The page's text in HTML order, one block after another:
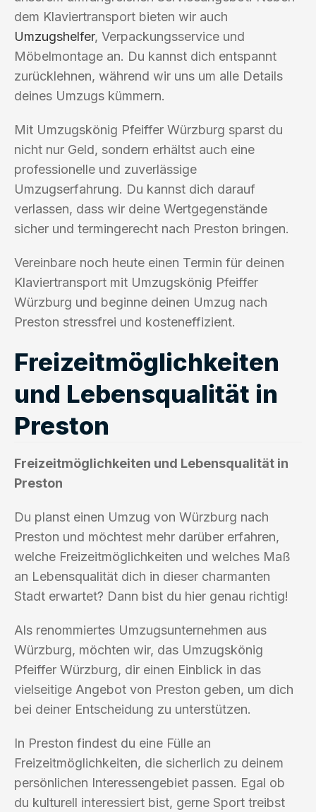
dem Klaviertransport bieten wir auch
Umzugshelfer, Verpackungsservice und
Möbelmontage an. Du kannst dich entspannt
zurücklehnen, während wir uns um alle Details
deines Umzugs kümmern.
Mit Umzugskönig Pfeiffer Würzburg sparst du
nicht nur Geld, sondern erhältst auch eine
professionelle und zuverlässige
Umzugserfahrung. Du kannst dich darauf
verlassen, dass wir deine Wertgegenstände
sicher und termingerecht nach Preston bringen.
Vereinbare noch heute einen Termin für deinen
Klaviertransport mit Umzugskönig Pfeiffer
Würzburg und beginne deinen Umzug nach
Preston stressfrei und kosteneffizient.
Freizeitmöglichkeiten
und Lebensqualität in
Preston
Freizeitmöglichkeiten und Lebensqualität in
Preston
Du planst einen Umzug von Würzburg nach
Preston und möchtest mehr darüber erfahren,
welche Freizeitmöglichkeiten und welches Maß
an Lebensqualität dich in dieser charmanten
Stadt erwartet? Dann bist du hier genau richtig!
Als renommiertes Umzugsunternehmen aus
Würzburg, möchten wir, das Umzugskönig
Pfeiffer Würzburg, dir einen Einblick in das
vielseitige Angebot von Preston geben, um dich
bei deiner Entscheidung zu unterstützen.
In Preston findest du eine Fülle an
Freizeitmöglichkeiten, die sicherlich zu deinem
persönlichen Interessengebiet passen. Egal ob
du kulturell interessiert bist, gerne Sport treibst